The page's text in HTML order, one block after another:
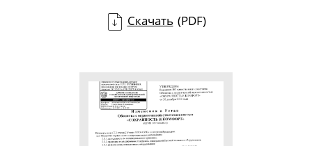
Скачать